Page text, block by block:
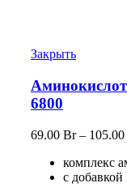
Закрыть
6800
69.00 Br– 105.00
комплекс
с